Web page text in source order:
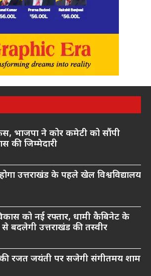
भाजपा ने कोर कमेटी को सौंपी
की जिम्मेदारी
उत्तराखंड के पहले खेल विश्वविद्यालय
को नई रफ्तार, धामी कैबिनेट के
बदलेगी उत्तराखंड की तस्वीर
की रजत जयंती पर सजेगी संगीतमय शाम